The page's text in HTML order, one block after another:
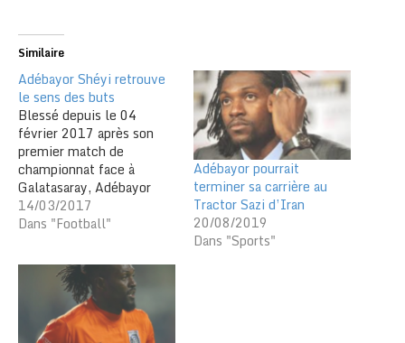
Similaire
Adébayor Shéyi retrouve
le sens des buts
Blessé depuis le 04
février 2017 après son
premier match de
championnat face à
Galatasaray, Adébayor
shéyi retrouve sa forme
et surtout son sens de
jours, Shéyi reprend de sa
vigueur et offre le second
but de son club en
championnat. Plus…
14/03/2017
Dans "Football"
Adébayor pourrait
terminer sa carrière au
Tractor Sazi d’Iran
20/08/2019
Dans "Sports"